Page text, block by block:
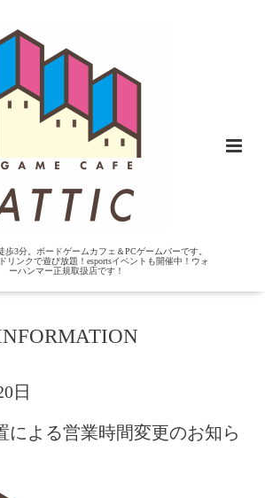
歩3分。ボードゲームカフェ＆PCゲームバーです。
リンクで遊び放題！esportsイベントも開催中！ウォ
ーハンマー正規取扱店です！
日
による営業時間変更のお知ら